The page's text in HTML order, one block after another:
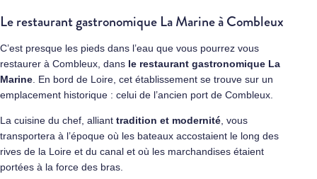
Le restaurant gastronomique La Marine à Combleux
C’est presque les pieds dans l’eau que vous pourrez vous
restaurer à Combleux, dans le restaurant gastronomique La
Marine . En bord de Loire, cet établissement se trouve sur un
emplacement historique : celui de l’ancien port de Combleux.
La cuisine du chef, alliant tradition et modernité , vous
transportera à l’époque où les bateaux accostaient le long des
rives de la Loire et du canal et où les marchandises étaient
portées à la force des bras.